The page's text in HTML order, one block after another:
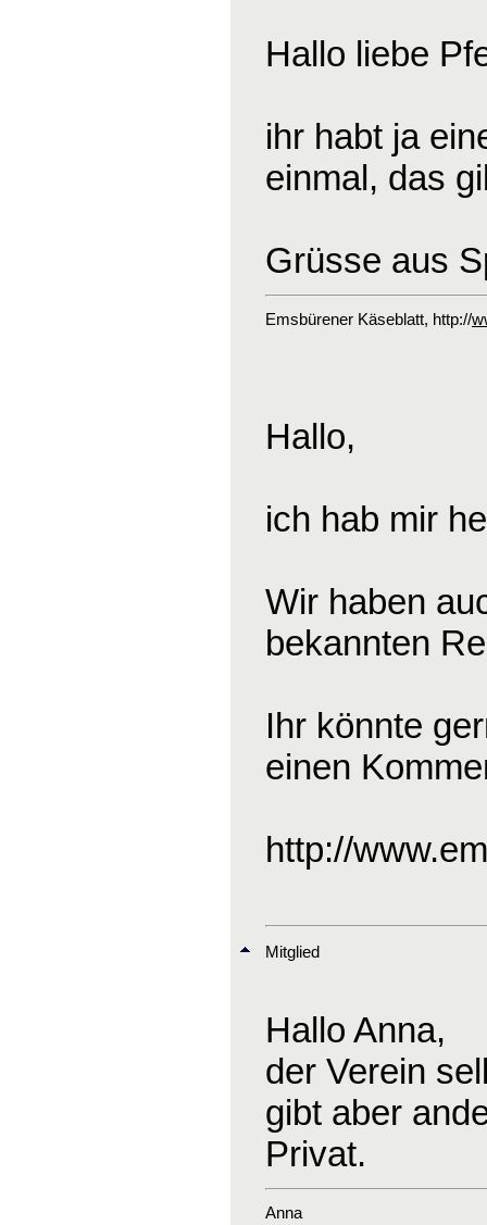
Hallo liebe
ihr habt ja
einmal, das
Grüsse aus
Emsbürener Käseblatt, http://
Hallo,
ich hab mir
Wir haben
bekannten
Ihr könnte
einen
http://
Mitglied
Hallo Anna,
der Verein
gibt aber
Privat.
Anna